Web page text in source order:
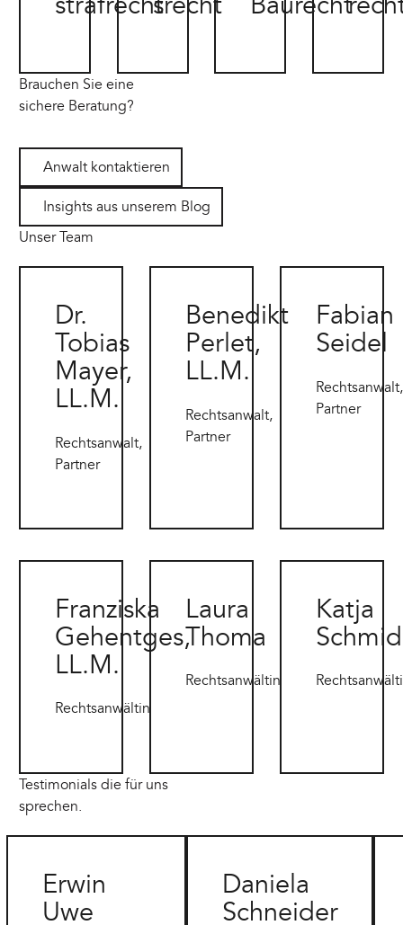
Brauchen Sie eine
sichere Beratung?
Anwalt kontaktieren
Anwalt kontaktieren
Insights aus unserem Blog
Insights aus unserem Blog
Unser Team
Dr.
Tobias
Mayer,
LL.M.
Rechtsanwalt,
Partner
Benedikt
Perlet,
LL.M.
Rechtsanwalt,
Partner
Fabian
Seidel
Rechtsanwalt,
Partner
Franziska
Gehentges,
LL.M.
Rechtsanwältin
Laura
Thoma
Rechtsanwältin
Katja
Schmid
Testimonials die für uns
sprechen.
Erwin
Uwe
Daniela
Schneider